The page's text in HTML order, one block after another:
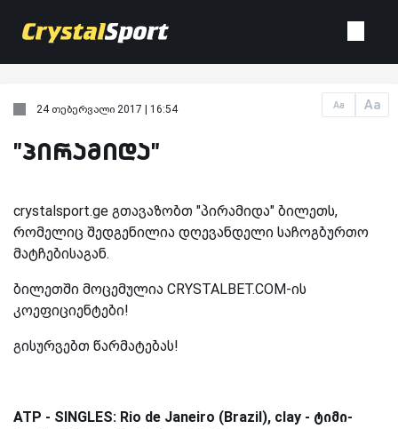
Aa Aa
24 თებერვალი 2017 | 16:54
"პირამიდა"
crystalsport.ge გთავაზობთ "პირამიდა" ბილეთს,
რომელიც შედგენილია დღევანდელი საჩოგბურთო
მატჩებისაგან.
ბილეთში მოცემულია CRYSTALBET.COM-ის
კოეფიციენტები!
გისურვებთ წარმატებას!
ATP - SINGLES: Rio de Janeiro (Brazil), clay - ტიმი-